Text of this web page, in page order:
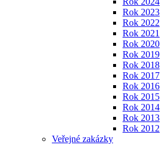
Rok 2023
Rok 2022
Rok 2021
Rok 2020
Rok 2019
Rok 2018
Rok 2017
Rok 2016
Rok 2015
Rok 2014
Rok 2013
Rok 2012
Veřejné zakázky